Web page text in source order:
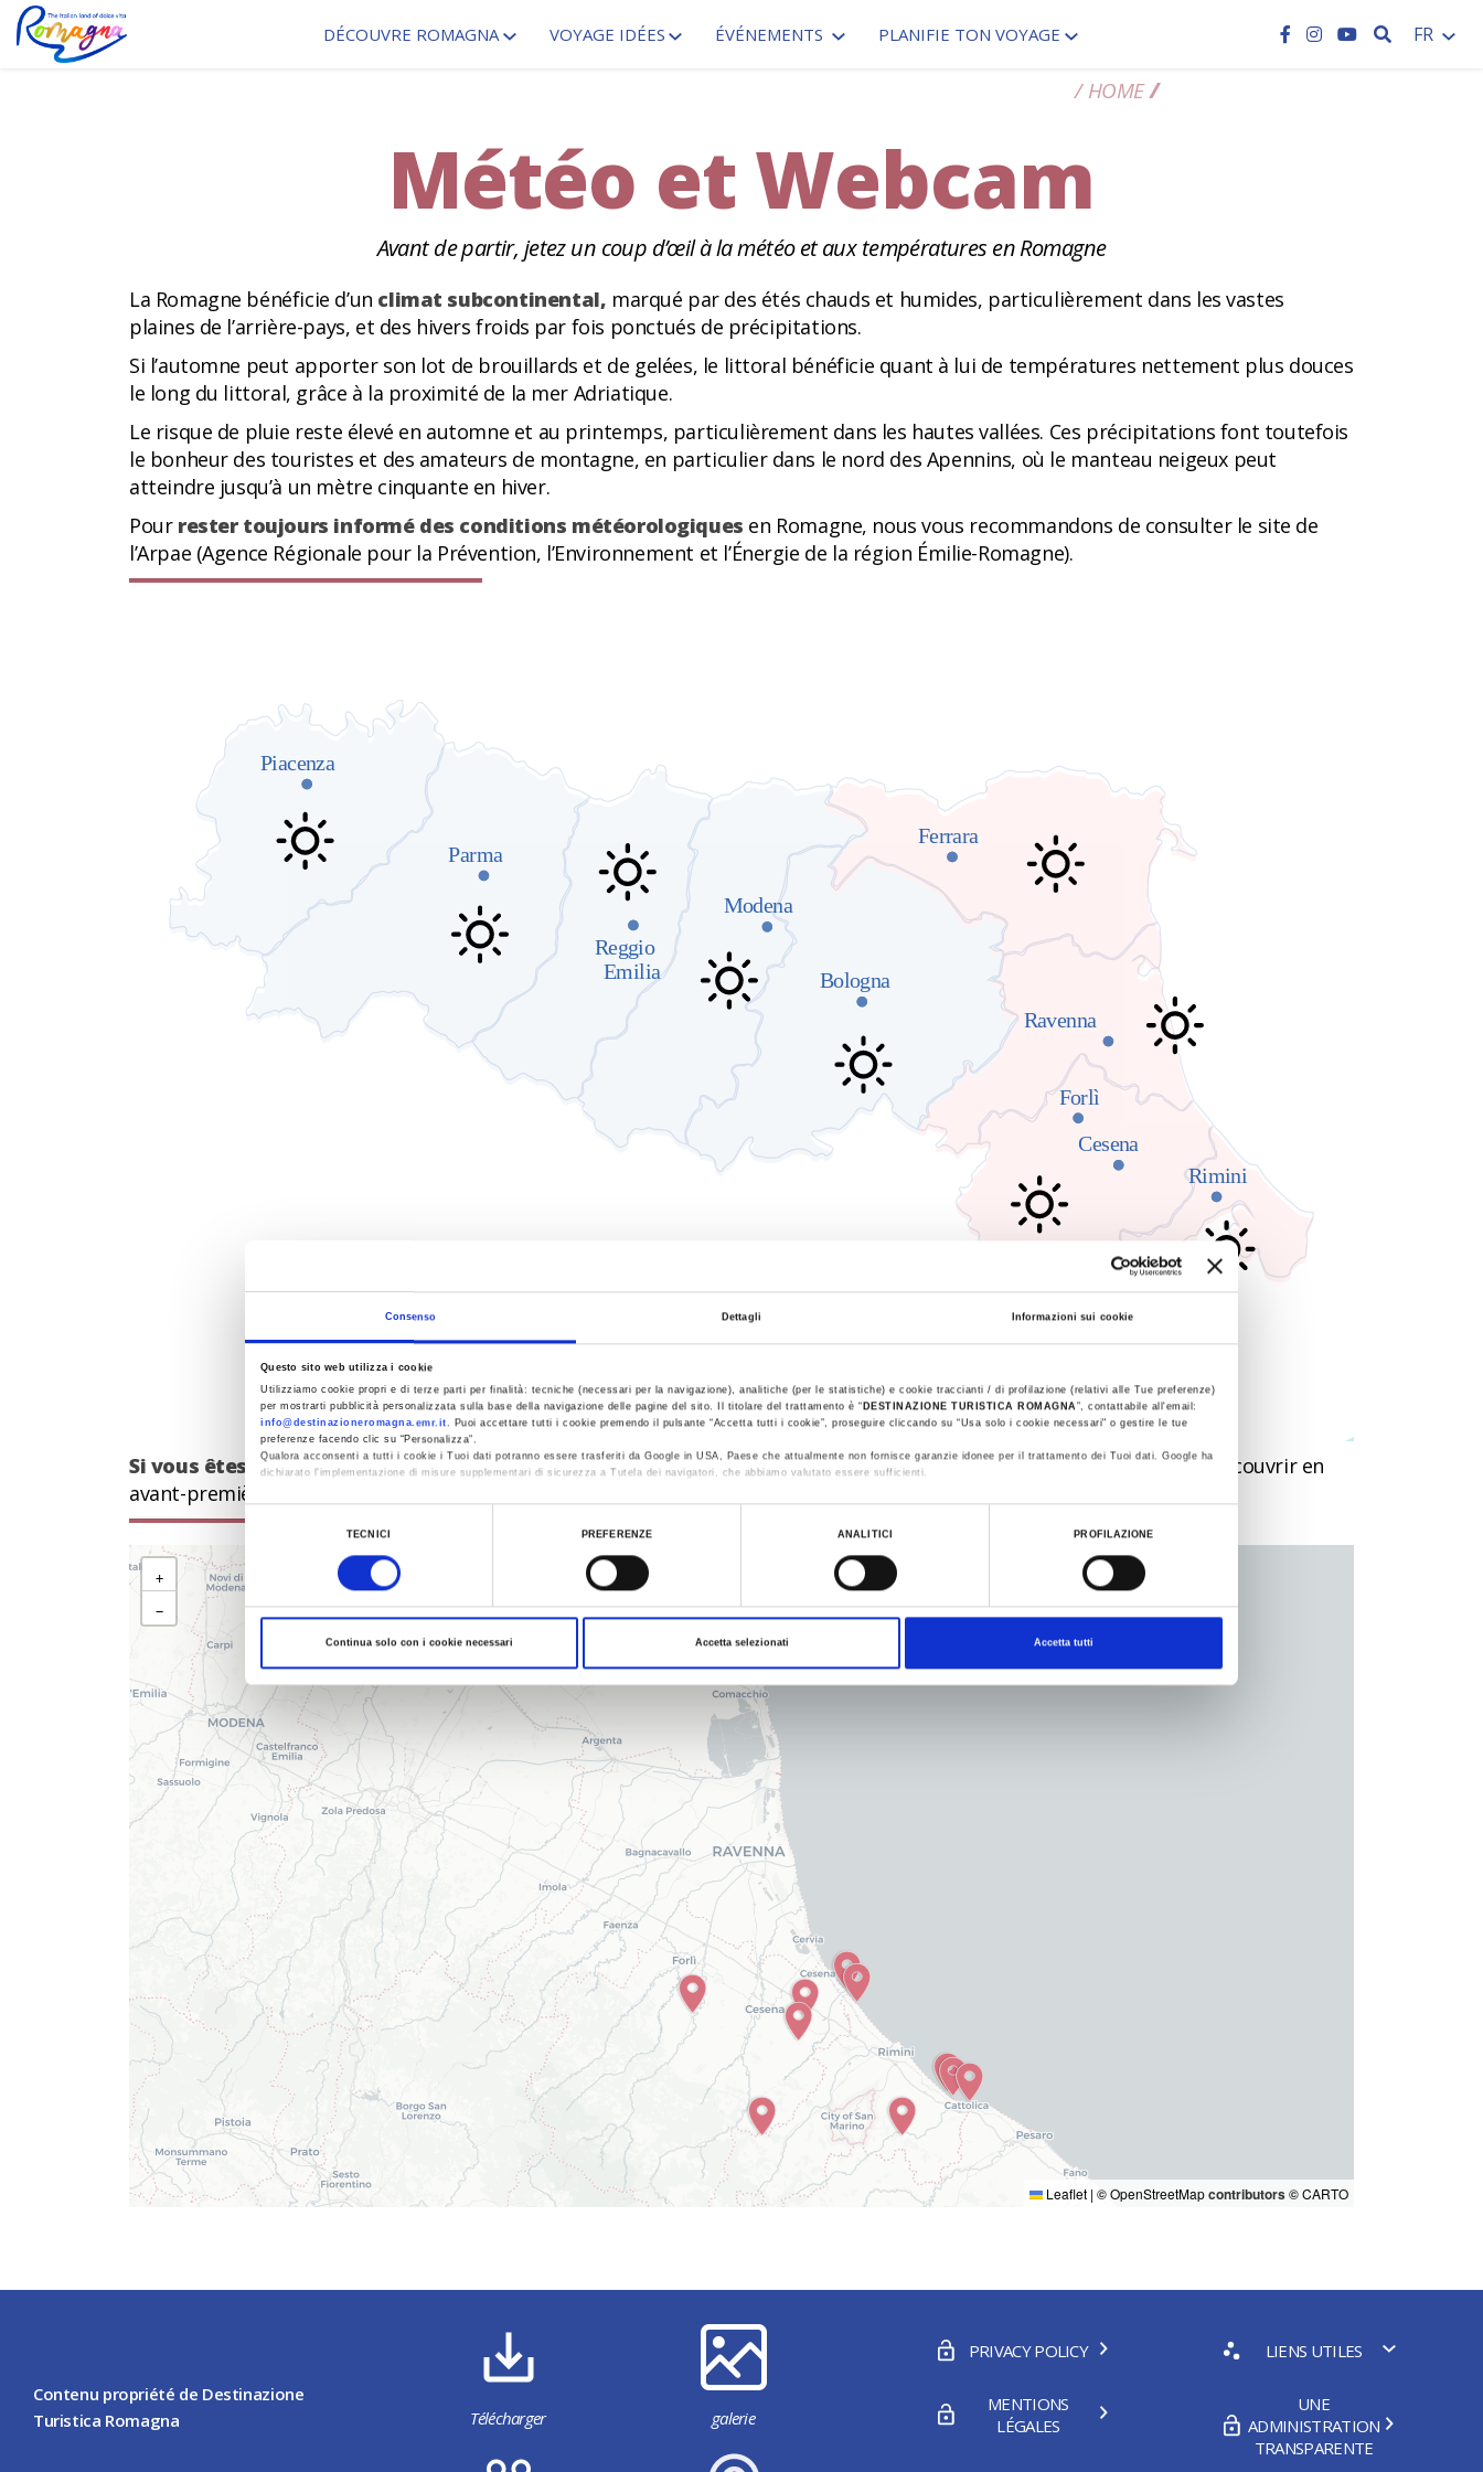
Consenso Dettagli Informazioni sui cookie
Questo sito web utilizza i cookie
Utilizziamo cookie propri e di terze parti per finalità: tecniche (necessari per la navigazione), analitiche (per le statistiche) e cookie traccianti / di profilazione (relativi alle Tue preferenze)
per mostrarti pubblicità personalizzata sulla base della navigazione delle pagine del sito. Il titolare del trattamento è “DESTINAZIONE TURISTICA ROMAGNA ”, contattabile all'email:
info@destinazioneromagna.emr.it. Puoi accettare tutti i cookie premendo il pulsante “Accetta tutti i cookie”, proseguire cliccando su “Usa solo i cookie necessari" o gestire le tue
preferenze facendo clic su “Personalizza”.
Qualora acconsenti a tutti i cookie i Tuoi dati potranno essere trasferiti da Google in USA, Paese che attualmente non fornisce garanzie idonee per il trattamento dei Tuoi dati. Google ha
dichiarato l’implementazione di misure supplementari di sicurezza a Tutela dei navigatori, che abbiamo valutato essere sufficienti.
Al fine di revocare il consenso prestato e visualizzare le informazioni complete sul trattamento dati clicca qui:Cookie Policy
Selezione
TECNICI PREFERENZE ANALITICI PROFILAZIONE
Continua solo con i cookie necessari Accetta selezionati Accetta tutti
DÉCOUVRE ROMAGNA VOYAGE IDÉES ÉVÉNEMENTS PLANIFIE TON VOYAGE FR
HOME
Météo et Webcam
Avant de partir, jetez un coup d’œil à la météo et aux températures en Romagne
La Romagne bénéficie d’un climat subcontinental, marqué par des étés chauds et humides, particulièrement dans les vastes
plaines de l’arrière-pays, et des hivers froids par fois ponctués de précipitations.
Si l’automne peut apporter son lot de brouillards et de gelées, le littoral bénéficie quant à lui de températures nettement plus douces
le long du littoral, grâce à la proximité de la mer Adriatique.
Le risque de pluie reste élevé en automne et au printemps, particulièrement dans les hautes vallées. Ces précipitations font toutefois
le bonheur des touristes et des amateurs de montagne, en particulier dans le nord des Apennins, où le manteau neigeux peut
atteindre jusqu’à un mètre cinquante en hiver.
Pour rester toujours informé des conditions météorologiques en Romagne, nous vous recommandons de consulter le site de
l’Arpae (Agence Régionale pour la Prévention, l’Environnement et l’Énergie de la région Émilie-Romagne).
Si vous êtes sur le point de partir ?Jetez également un coup d’œil à noswebcams réparties sur le territoirepour découvrir en
avant-première le temps qu’il fait sur place.
+
−
Leaflet | ©OpenStreetMapcontributors ©CARTO
Contenu propriété de Destinazione
Turistica Romagna
Télécharger galerie
PRIVACY POLICY LIENS UTILES
MENTIONS
LÉGALES
UNE
ADMINISTRATION
TRANSPARENTE